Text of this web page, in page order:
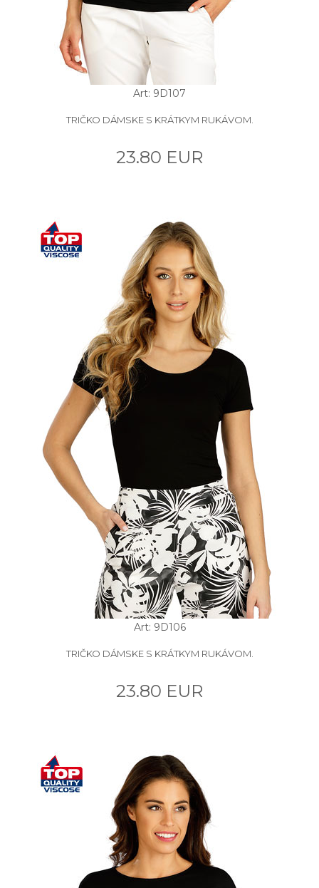
Art: 9D107
TRIČKO DÁMSKE S KRÁTKYM RUKÁVOM.
23.80 EUR
Art: 9D106
TRIČKO DÁMSKE S KRÁTKYM RUKÁVOM.
23.80 EUR